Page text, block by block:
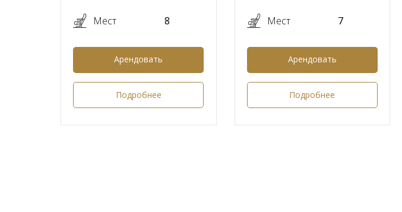
Мест 8
Арендовать
Подробнее
Мест 7
Арендовать
Подробнее